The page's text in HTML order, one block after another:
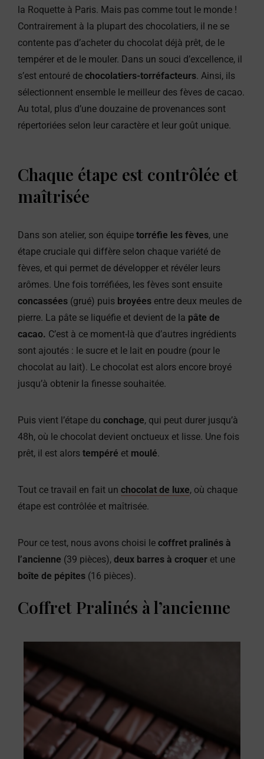
la Roquette à Paris. Mais pas comme tout le monde !
Contrairement à la plupart des chocolatiers, il ne se
contente pas d’acheter du chocolat déjà prêt, de le
tempérer et de le mouler. Dans un souci d’excellence, il
s’est entouré de chocolatiers-torréfacteurs. Ainsi, ils
sélectionnent ensemble le meilleur des fèves de cacao.
Au total, plus d’une douzaine de provenances sont
répertoriées selon leur caractère et leur goût unique.
Chaque étape est contrôlée et
maîtrisée
Dans son atelier, son équipe torréfie les fèves, une
étape cruciale qui diffère selon chaque variété de
fèves, et qui permet de développer et révéler leurs
arômes. Une fois torréfiées, les fèves sont ensuite
concassées (grué) puis broyées entre deux meules de
pierre. La pâte se liquéfie et devient de la pâte de
cacao. C’est à ce moment-là que d’autres ingrédients
sont ajoutés : le sucre et le lait en poudre (pour le
chocolat au lait). Le chocolat est alors encore broyé
jusqu’à obtenir la finesse souhaitée.
Puis vient l’étape du conchage, qui peut durer jusqu’à
48h, où le chocolat devient onctueux et lisse. Une fois
prêt, il est alors tempéré et moulé.
Tout ce travail en fait un chocolat de luxe, où chaque
étape est contrôlée et maîtrisée.
Pour ce test, nous avons choisi le coffret pralinés à
l’ancienne (39 pièces), deux barres à croquer et une
boîte de pépites (16 pièces).
Coffret Pralinés à l’ancienne